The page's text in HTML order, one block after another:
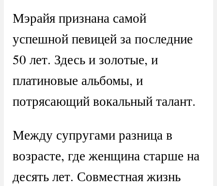
Мэрайя признана самой
успешной певицей за последние
50 лет. Здесь и золотые, и
платиновые альбомы, и
потрясающий вокальный талант.
Между супругами разница в
возрасте, где женщина старше на
десять лет. Совместная жизнь